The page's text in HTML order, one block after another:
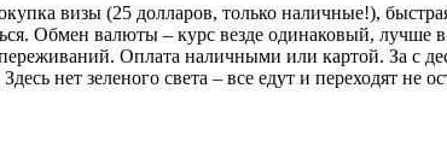
визы (25 долларов, только наличные!),
Обмен валюты – курс везде одинаковый, лучше
Оплата наличными или картой. За с
нет зеленого света – все едут и переходят не